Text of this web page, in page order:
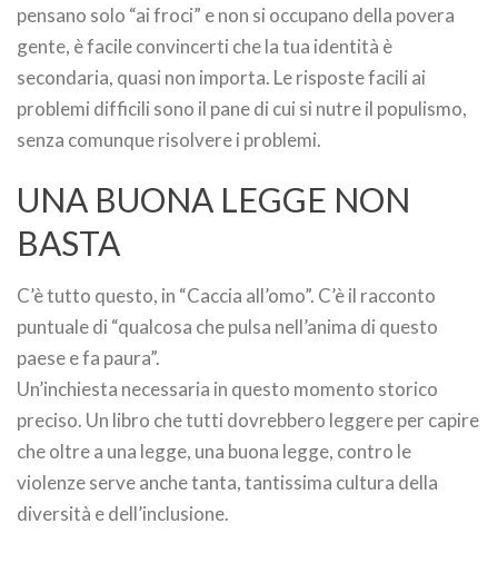
pensano solo “ai froci” e non si occupano della povera
gente, è facile convincerti che la tua identità è
secondaria, quasi non importa. Le risposte facili ai
problemi difficili sono il pane di cui si nutre il populismo,
senza comunque risolvere i problemi.
UNA BUONA LEGGE NON
BASTA
C’è tutto questo, in “Caccia all’omo”. C’è il racconto
puntuale di “qualcosa che pulsa nell’anima di questo
paese e fa paura”.
Un’inchiesta necessaria in questo momento storico
preciso. Un libro che tutti dovrebbero leggere per capire
che oltre a una legge, una buona legge, contro le
violenze serve anche tanta, tantissima cultura della
diversità e dell’inclusione.